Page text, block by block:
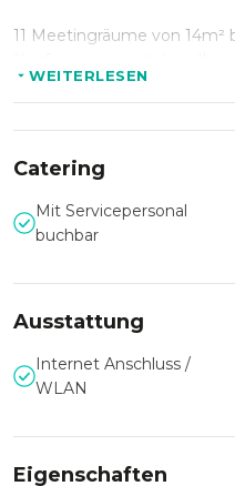
11 Meetingräume von 14m²
Konferenzraum WM1
Full-HD-Screen,
für bis zu 12 Personen.
Die zentrale Lage erlaubt
öffentlichen
zudem in unmittelbarer
WEITERLESEN
Catering
Mit Servicepersonal
buchbar
Ausstattung
Internet Anschluss /
WLAN
Eigenschaften